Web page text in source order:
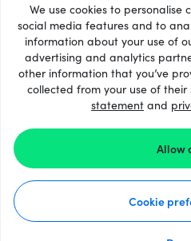
We use cookies to
social media features and to
information about your use of
advertising and analytics
other information that you’ve
collected from your use of their
statement and
Allow
Cookie
33 +
Toon alles
© 2026 Recharge.com